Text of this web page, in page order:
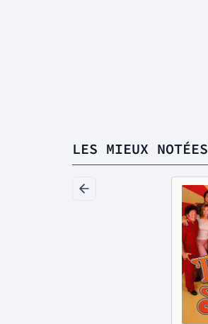
LES MIEUX NOTÉES